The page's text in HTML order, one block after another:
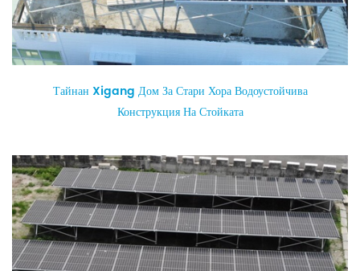
Тайнан Xigang Дом За Стари Хора Водоустойчива
Конструкция На Стойката